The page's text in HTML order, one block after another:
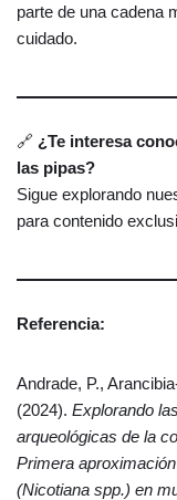
parte de una cadena
cuidado.
🔗 ¿Te interesa
las pipas?
Sigue explorando
para contenido
Referencia:
Andrade, P.,
(2024). Explorando
arqueológicas de la
Primera
(Nicotiana spp.) en